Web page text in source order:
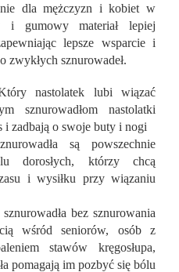
dla mężczyzn i kobiet w
i gumowy materiał lepiej
lepsze wsparcie i
sznurowadeł.
nastolatek lubi wiązać
sznurowadłom nastolatki
i zadbają o swoje buty i nogi
są powszechnie
dorosłych, którzy chcą
i wysiłku przy wiązaniu
sznurowadła bez sznurowania
wśród seniorów, osób z
stawów kręgosłupa,
pomagają im pozbyć się bólu